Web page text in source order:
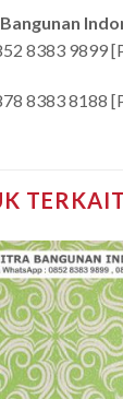
8383 9899
8383 8188
TERKAIT